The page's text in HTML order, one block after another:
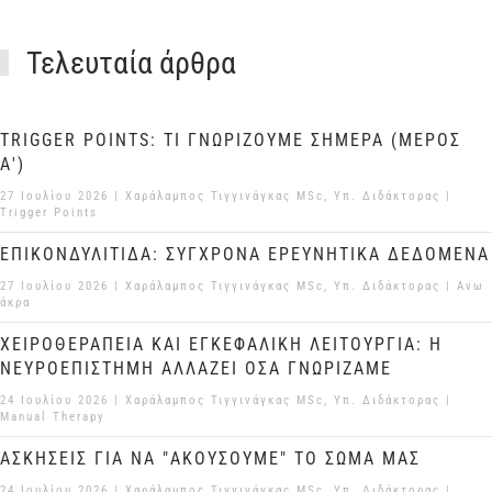
Τελευταία άρθρα
TRIGGER POINTS: ΤΙ ΓΝΩΡΙΖΟΥΜΕ ΣΗΜΕΡΑ (ΜΕΡΟΣ
Α')
27 Ιουλίου 2026
| Χαράλαμπος Τιγγινάγκας MSc, Υπ. Διδάκτορας |
Trigger Points
ΕΠΙΚΟΝΔΥΛΙΤΙΔΑ: ΣΥΓΧΡΟΝΑ ΕΡΕΥΝΗΤΙΚΑ ΔΕΔΟΜΕΝΑ
27 Ιουλίου 2026 | Χαράλαμπος Τιγγινάγκας MSc, Υπ. Διδάκτορας | Ανω
άκρα
ΧΕΙΡΟΘΕΡΑΠΕΙΑ ΚΑΙ ΕΓΚΕΦΑΛΙΚΗ ΛΕΙΤΟΥΡΓΙΑ: Η
ΝΕΥΡΟΕΠΙΣΤΗΜΗ ΑΛΛΑΖΕΙ ΟΣΑ ΓΝΩΡΙΖΑΜΕ
24 Ιουλίου 2026
| Χαράλαμπος Τιγγινάγκας MSc, Υπ. Διδάκτορας |
Manual Therapy
ΑΣΚΗΣΕΙΣ ΓΙΑ ΝΑ "ΑΚΟΥΣΟΥΜΕ" ΤΟ ΣΩΜΑ ΜΑΣ